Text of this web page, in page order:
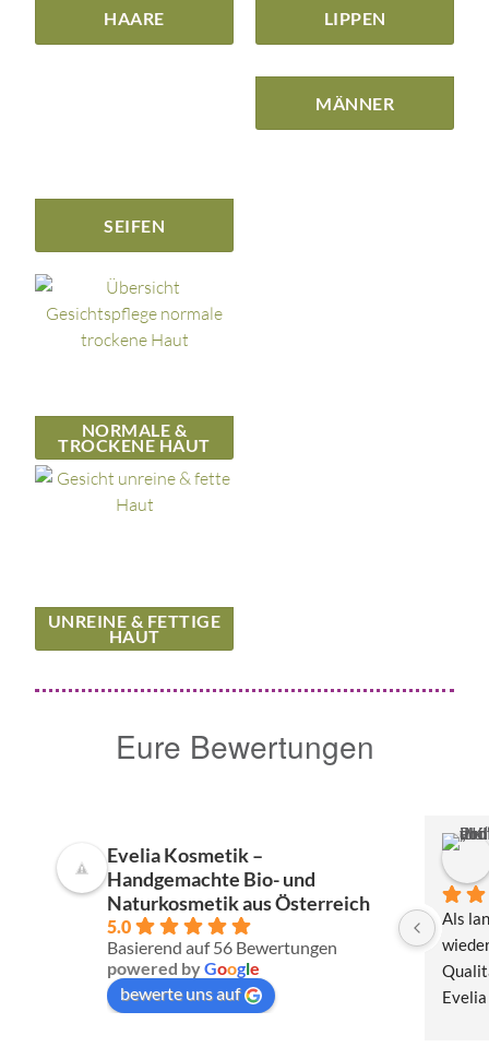
HAARE
SEIFEN
LIPPEN
MÄNNER
NORMALE &
TROCKENE HAUT
UNREINE & FETTIGE
HAUT
Eure Bewertungen
Evelia Kosmetik –
Handgemachte Bio- und
Naturkosmetik aus Österreich
5.0
Basierend auf 56 Bewertungen
powered byGoogle
bewerte uns auf
Als